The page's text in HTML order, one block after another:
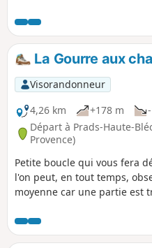
La Gourre aux
Visorandonneur
4,26 km
+178 m
Départ à Prads-Haute-
Provence)
Petite boucle qui vous fera
l'on peut, en tout temps,
moyenne car une partie est